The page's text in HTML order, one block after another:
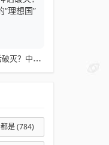
阿那亚神话破灭？中产心中的“理想国”为何崩塌
都是(784)